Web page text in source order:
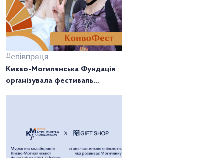
#співпраця
Києво-Могилянська Фундація
організувала фестиваль